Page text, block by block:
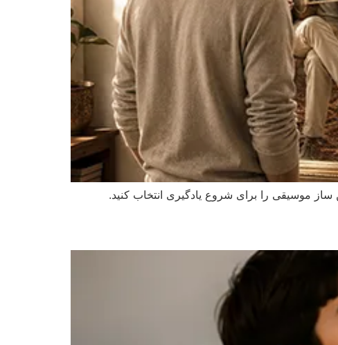
موسیقی را برای شروع یادگیری انتخاب کنید.